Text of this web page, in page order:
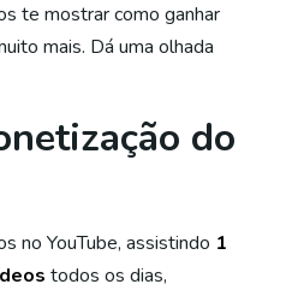
te mostrar como ganhar
mais. Dá uma olhada
do
no YouTube, assistindo 1
todos os dias,